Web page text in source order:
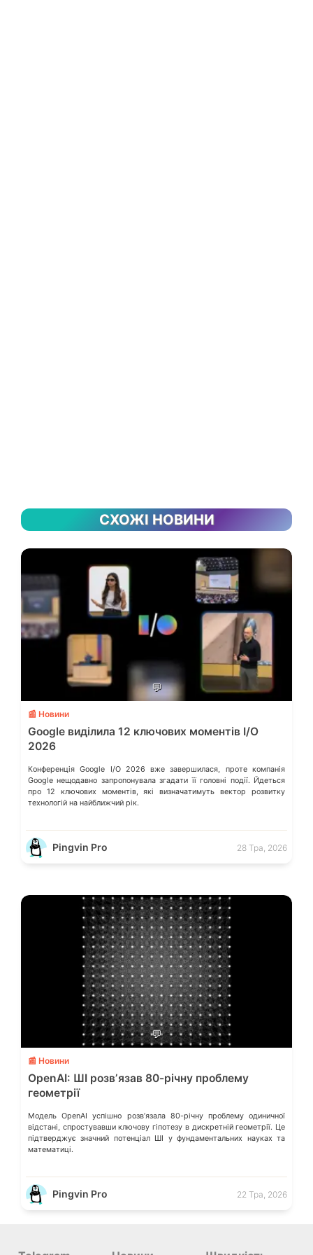
СХОЖІ НОВИНИ
💬
📰 Новини
Google виділила 12 ключових моментів I/O
2026
Конференція Google I/O 2026 вже завершилася, проте компанія
Google нещодавно запропонувала згадати її головні події. Йдеться
про 12 ключових моментів, які визначатимуть вектор розвитку
технологій на найближчий рік.
Pingvin Pro 28 Тра, 2026
💬
📰 Новини
OpenAI: ШІ розвʼязав 80-річну проблему
геометрії
Модель OpenAI успішно розвʼязала 80-річну проблему одиничної
відстані, спростувавши ключову гіпотезу в дискретній геометрії. Це
підтверджує значний потенціал ШІ у фундаментальних науках та
математиці.
Pingvin Pro 22 Тра, 2026